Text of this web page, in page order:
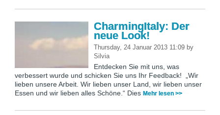
CharmingItaly: Der
neue Look!
Thursday, 24 Januar 2013 11:09 by
Silvia
Entdecken Sie mit uns, was
verbessert wurde und schicken Sie uns Ihr Feedback! „Wir
lieben unsere Arbeit. Wir lieben unser Land, wir lieben unser
Essen und wir lieben alles Schöne.“ Dies Mehr lesen >>